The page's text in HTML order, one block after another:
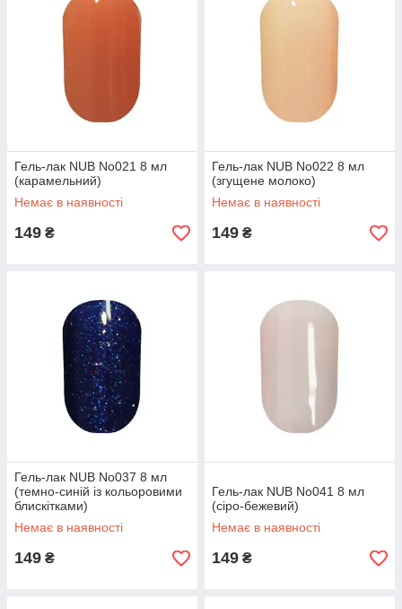
Гель-лак NUB No021 8 мл
(карамельний)
Немає в наявності
149 ₴
Гель-лак NUB No022 8 мл
(згущене молоко)
Немає в наявності
149 ₴
Гель-лак NUB No037 8 мл
(темно-синій із кольоровими
блискітками)
Немає в наявності
149 ₴
Гель-лак NUB No041 8 мл
(сіро-бежевий)
Немає в наявності
149 ₴